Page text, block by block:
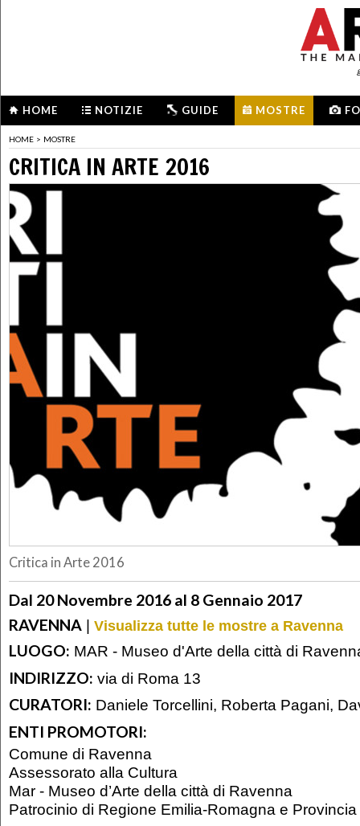
HOME NOTIZIE GUIDE MOSTRE
HOME > MOSTRE
CRITICA IN ARTE 2016
Critica in Arte 2016
Dal 20 Novembre 2016 al 8 Gennaio 2017
RAVENNA | Visualizza tutte le mostre a Ravenna
LUOGO: MAR - Museo d'Arte della città di
INDIRIZZO: via di Roma 13
CURATORI: Daniele Torcellini, Roberta Pagani,
ENTI PROMOTORI:
Comune di Ravenna
Assessorato alla Cultura
Mar - Museo d’Arte della città di Ravenna
Patrocinio di Regione Emilia-Romagna e